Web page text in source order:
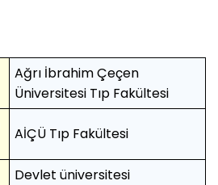
Ağrı İbrahim Çeçen
Üniversitesi Tıp Fakültesi
AİÇÜ Tıp Fakültesi
Devlet üniversitesi